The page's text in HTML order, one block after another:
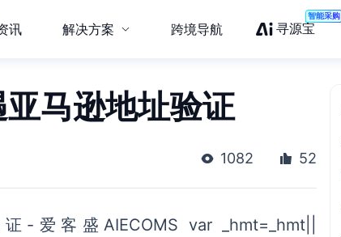
讯 解决方案 跨境导航 寻源宝
智能采购
马逊地址验证
1082 52
客盛AIECOMS var _hmt=_hmt||